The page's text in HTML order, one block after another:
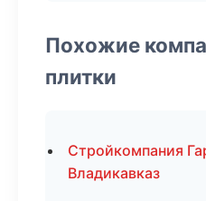
Похожие
плитки
Стройкомпания
Владикавказ